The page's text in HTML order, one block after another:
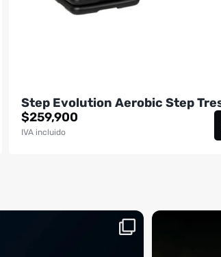
Step Evolution Aerobic Step
$259,900
IVA incluido